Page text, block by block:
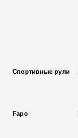
Спортивные рули
Fapo